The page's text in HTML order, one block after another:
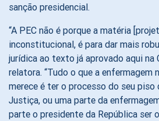
sanção presidencial.
“A PEC não é porque a matéria
inconstitucional, é para dar mais
jurídica ao texto já aprovado aqui na
relatora. “Tudo o que a enfermagem
merece é ter o processo do seu piso
Justiça, ou uma parte da
parte o presidente da República ser